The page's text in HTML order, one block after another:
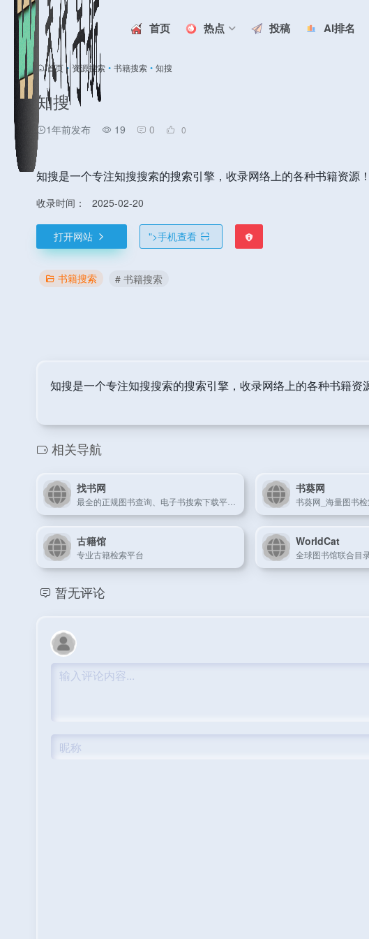
首页 热点 投稿 AI排名
首页 • 资源搜索 • 书籍搜索 • 知搜
知搜
1年前发布 19 0 0
知搜是一个专注知搜搜索的搜索引擎，收录网络上的各种书籍资源！
收录时间： 2025-02-20
打开网站 ">手机查看
书籍搜索 # 书籍搜索
知搜是一个专注知搜搜索的搜索引擎，收录网络上的各种书籍资
相关导航
找书网 书葵网
书葵网_海量图书
古籍馆
专业古籍检索平台
WorldCat
全球图书馆联合目
暂无评论